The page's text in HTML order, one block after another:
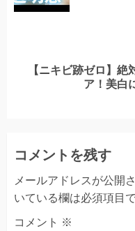
Next【ニキビ跡ゼロ】
ア！美白
コメントを残す
メールアドレスが公開
いている欄は必須項目
コメント ※